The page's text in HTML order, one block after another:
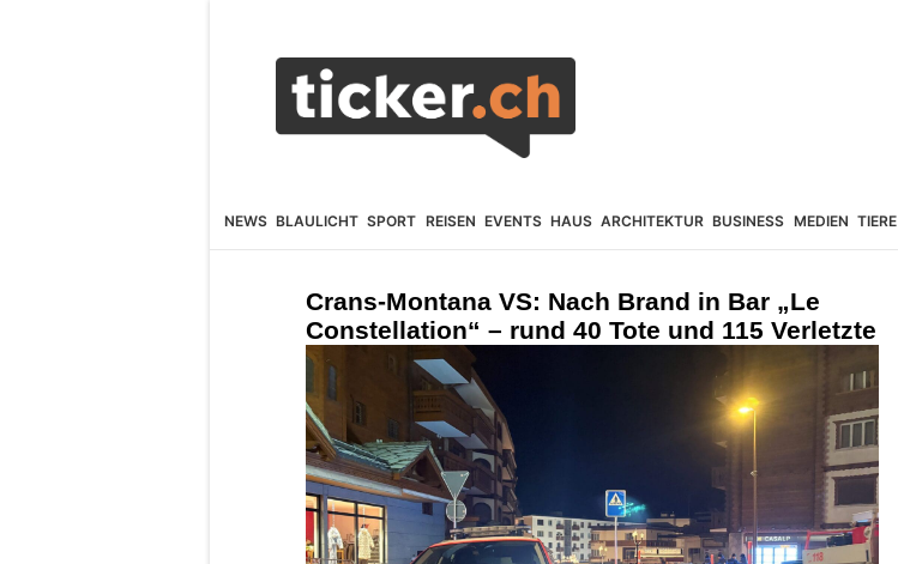
NEWS BLAULICHT SPORT REISEN EVENTS HAUS ARCHITEKTUR BUSINESS MEDIEN TIERE
Crans-Montana VS: Nach Brand in Bar „Le
Constellation“ – rund 40 Tote und 115 Verletzte